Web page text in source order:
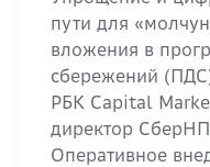
пути для
вложения в
сбережений
РБК Capital
директор
Оперативное